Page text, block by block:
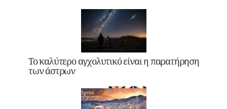
Το καλύτερο αγχολυτικό είναι η παρατήρηση
των άστρων